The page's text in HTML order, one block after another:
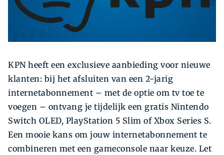
Zoeken
KPN heeft een exclusieve aanbieding voor nieuwe
klanten: bij het afsluiten van een 2-jarig
internetabonnement – met de optie om tv toe te
voegen – ontvang je tijdelijk een gratis Nintendo
Switch OLED, PlayStation 5 Slim of Xbox Series S.
Een mooie kans om jouw internetabonnement te
combineren met een gameconsole naar keuze. Let